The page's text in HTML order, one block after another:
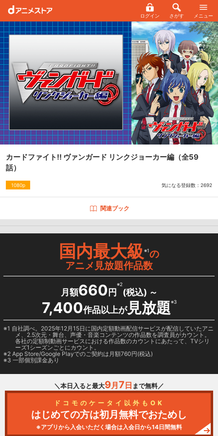
ログイン さがす メニュー
カードファイト!! ヴァンガード リンクジョーカー編 （全59
話）
1080p 気になる登録数： 2692
関連ブック
国内最大級※1の
アニメ見放題作品数
月額660 円
※2
(税込) ～
7,400作品以上が見放題※3
1 自社調べ。2025年12月15日に国内定額動画配信サービスが配信していたアニ
メ、2.5次元・舞台、声優・音楽コンテンツの作品数を調査員がカウント。
各社の定額制動画サービスにおける作品数のカウントにあたって、TVシリ
ーズ1シーズンごとにカウント。
2 App Store/Google Playでのご契約は月額760円(税込)
3 一部個別課金あり
＼本日入ると最大9月 7 日 まで無料／
ドコモのケータイ以外もOK
はじめての方は初月無料でおためし
※アプリから入会いただく場合は入会日から14日間無料